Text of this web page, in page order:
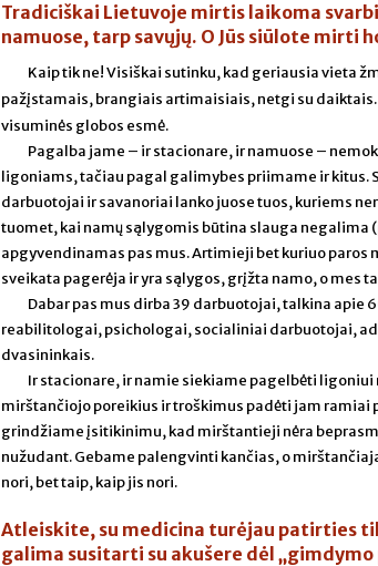
Tradiciškai Lietuvoje mirtis laikoma
namuose, tarp savųjų. O Jūs siūlote mirti
Kaip tik ne! Visiškai sutinku, kad geriausia vieta
pažįstamais, brangiais artimaisiais, netgi su
visuminės globos esmė.
Pagalba jame – ir stacionare, ir namuose –
ligoniams, tačiau pagal galimybes priimame ir kitus.
darbuotojai ir savanoriai lanko juose tuos, kuriems
tuomet, kai namų sąlygomis būtina slauga negalima
apgyvendinamas pas mus. Artimieji bet kuriuo
sveikata pagerėja ir yra sąlygos, grįžta namo, o mes
Dabar pas mus dirba 39 darbuotojai, talkina apie
reabilitologai, psichologai, socialiniai darbuotojai,
dvasininkais.
Ir stacionare, ir namie siekiame pagelbėti
mirštančiojo poreikius ir troškimus padėti jam
grindžiame įsitikinimu, kad mirštantieji nėra
nužudant. Gebame palengvinti kančias, o
nori, bet taip, kaip jis nori.
Atleiskite, su medicina turėjau patirties
galima susitarti su akušere dėl